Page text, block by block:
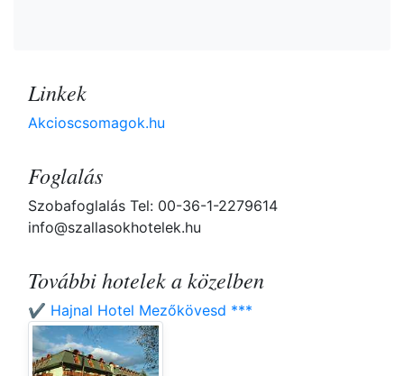
Linkek
Akcioscsomagok.hu
Foglalás
Szobafoglalás Tel: 00-36-1-2279614
info@szallasokhotelek.hu
További hotelek a közelben
✔️ Hajnal Hotel Mezőkövesd ***